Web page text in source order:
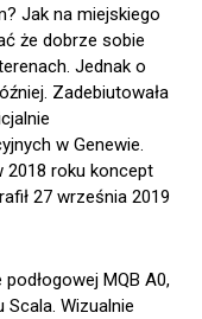
Jak na miejskiego
że dobrze sobie
Jednak o
Zadebiutowała
w Genewie.
2018 roku koncept
27 września 2019
MQB A0,
Wizualnie